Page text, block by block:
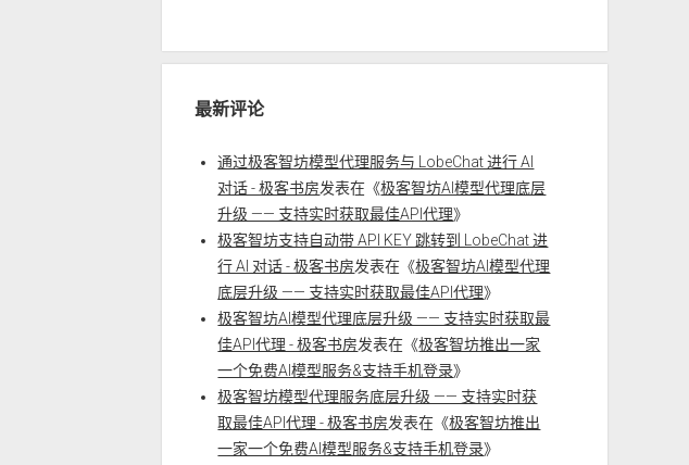
最新评论
通过极客智坊模型代理服务与 LobeChat 进行 AI
对话 - 极客书房发表在《极客智坊AI模型代理底层
升级 —— 支持实时获取最佳API代理》
极客智坊支持自动带 API KEY 跳转到 LobeChat 进
行 AI 对话 - 极客书房发表在《极客智坊AI模型代理
底层升级 —— 支持实时获取最佳API代理》
极客智坊AI模型代理底层升级 —— 支持实时获取最
佳API代理 - 极客书房发表在《极客智坊推出一家
一个免费AI模型服务&支持手机登录》
极客智坊模型代理服务底层升级 —— 支持实时获
取最佳API代理 - 极客书房发表在《极客智坊推出
一家一个免费AI模型服务&支持手机登录》